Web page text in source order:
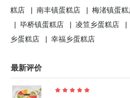
糕店 |南丰镇蛋糕店 |梅渚镇蛋
|毕桥镇蛋糕店 |凌笪乡蛋糕店
乡蛋糕店 |幸福乡蛋糕店
最新评价